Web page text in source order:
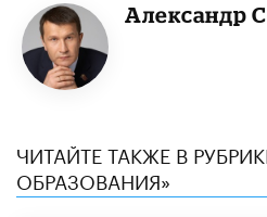
Александр
ЧИТАЙТЕ ТАКЖЕ В
ОБРАЗОВАНИЯ»